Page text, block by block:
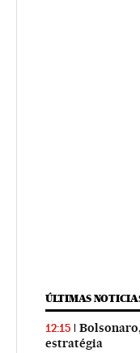
ÚLTIMAS
12:15
estratégia